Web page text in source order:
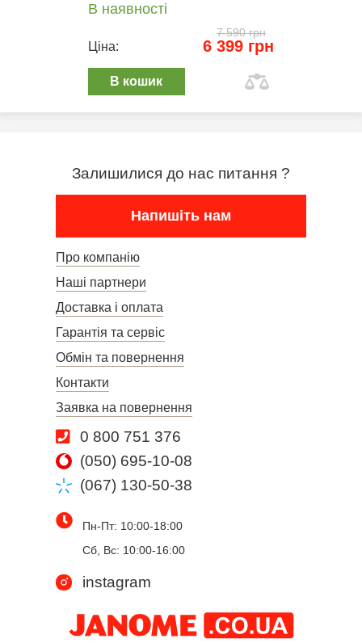
В наявності
7 590 грн
Ціна: 6 399 грн
В кошик
Залишилися до нас питання ?
Напишіть нам
Про компанію
Наші партнери
Доставка і оплата
Гарантія та сервіс
Обмін та повернення
Контакти
Заявка на повернення
0 800 751 376
(050) 695-10-08
(067) 130-50-38
Пн-Пт: 10:00-18:00
Сб, Вс: 10:00-16:00
instagram